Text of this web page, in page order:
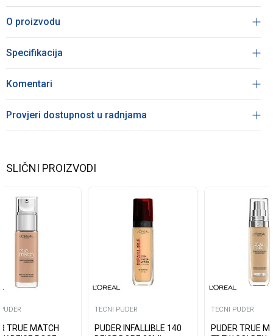
O proizvodu
Specifikacija
Komentari
Provjeri dostupnost u radnjama
SLIČNI PROIZVODI
TRUE MATCH
TECNI PUDER
PUDER INFALLIBLE 140
TECNI PUDER
PUDER TRUE